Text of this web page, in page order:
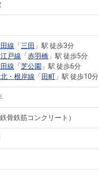
線 「三田 」駅 徒歩3分
戸線 「赤羽橋 」駅 徒歩5分
線 「芝公園 」駅 徒歩6分
・根岸線 「 田町 」駅 徒歩10分
骨鉄筋コンクリート）